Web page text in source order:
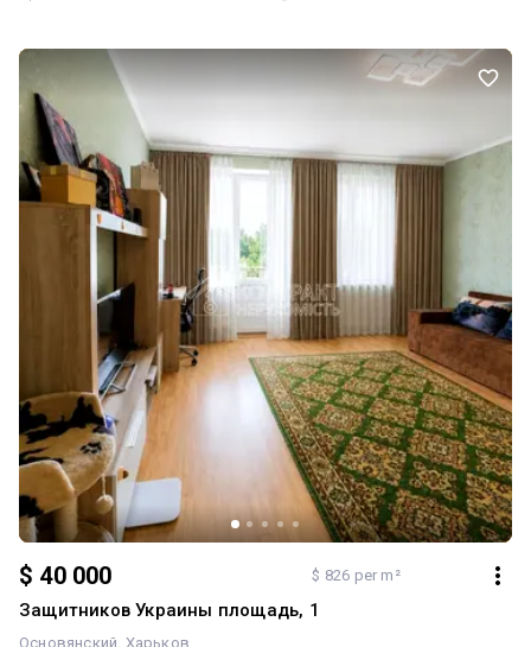
та функціональне планування • Зручний 2-й поверх •
Відеоспостереження на території комплексу • Закрита
територія, охорона • Сучасні ліфти, доглянутий під’їзд
Розташування та інфраструктура: • Початок Аерокосмічного
проспекту • У пішій доступності метро «Левада» та «Спортивна»
• Поруч супермаркети, ринок, школи, дитячі садки, аптеки, кафе •
Зручна транспортна розв’язка 📞 Деталі та умови — за
телефоном. Запрошую на перегляд у зручний для вас час.
$ 40 000 $ 826 per m²
Защитников Украины площадь, 1
Основянский Харьков